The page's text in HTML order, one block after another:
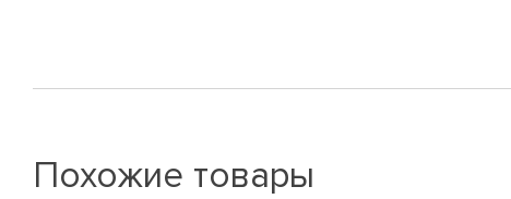
Похожие товары